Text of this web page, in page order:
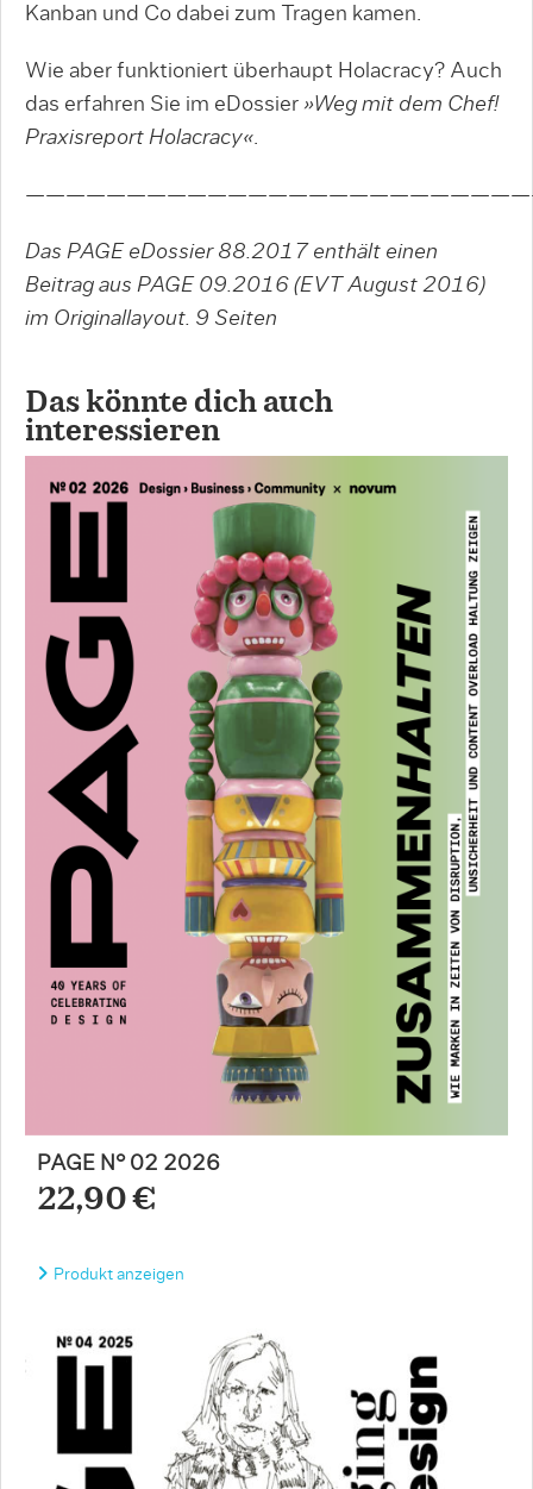
Kanban und Co dabei zum Tragen kamen.
Wie aber funktioniert überhaupt Holacracy? Auch
das erfahren Sie im eDossier »Weg mit dem Chef!
Praxisreport Holacracy«.
Das PAGE eDossier 88.2017 enthält einen
Beitrag aus PAGE 09.2016 (EVT August 2016)
im Originallayout. 9 Seiten
Das könnte dich auch
interessieren
PAGE N° 02 2026
22,90 €
Produkt anzeigen